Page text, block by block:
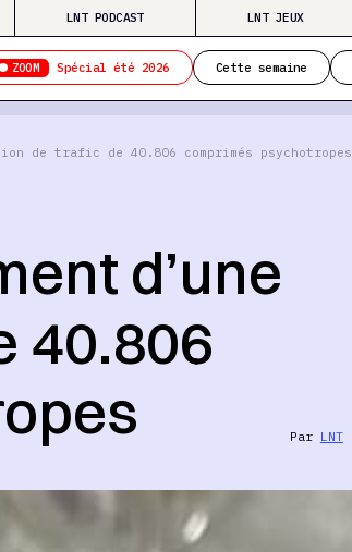
LNT PODCAST LNT JEUX
ZOOM Spécial été 2026 Cette semaine
de trafic de 40.806 comprimés psychotropes
d’une
40.806
Par LNT